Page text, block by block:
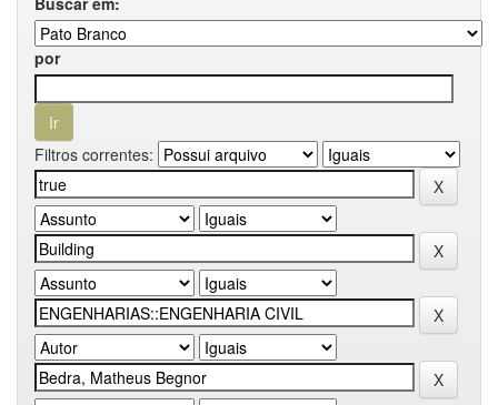
por
Filtros correntes: